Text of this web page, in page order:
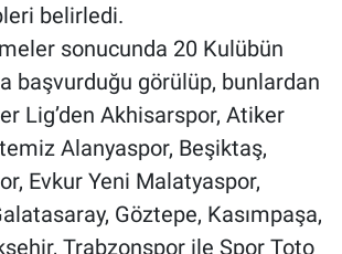
belirledi.
sonucunda 20 Kulübün
başvurduğu görülüp, bunlardan
Lig’den Akhisarspor, Atiker
Alanyaspor, Beşiktaş,
Evkur Yeni Malatyaspor,
Göztepe, Kasımpaşa,
Trabzonspor ile Spor Toto